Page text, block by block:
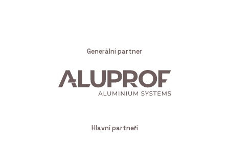
Generální partner
Hlavní partneři